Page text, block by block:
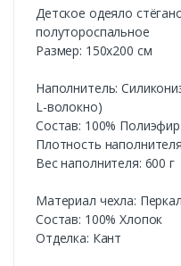
Детское одеяло
полутороспальное
Размер: 150х200 см
Наполнитель:
L-волокно)
Состав: 100% Полиэфир
Плотность
Вес наполнителя: 600 г
Материал чехла:
Состав: 100% Хлопок
Отделка: Кант